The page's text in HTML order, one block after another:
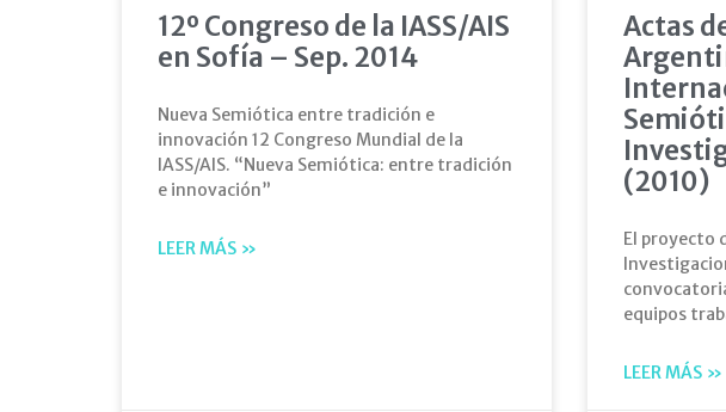
12º Congreso de la IASS/AIS
en Sofía – Sep. 2014
Nueva Semiótica entre tradición e
innovación 12 Congreso Mundial de la
IASS/AIS. “Nueva Semiótica: entre tradición
e innovación”
LEER MÁS »
Actas
(2010)
El proyecto
equipos
LEER MÁS »